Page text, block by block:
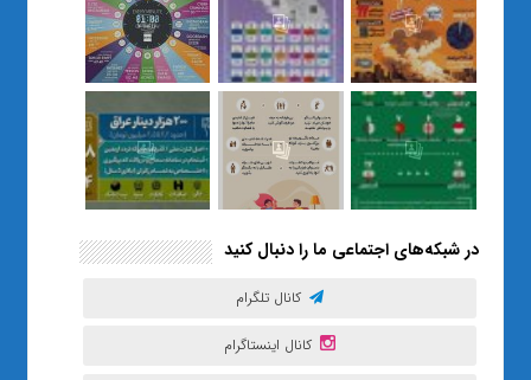
حضور مشترک معلم و هنرجویان
در مهم‌ترین گالری قرآنی هوش
مصنوعی تهران
در شبکه‌های اجتماعی ما را دنبال کنید
کانال تلگرام
کانال اینستاگرام